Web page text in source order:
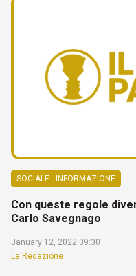
SOCIALE - INFORMAZIONE
Con queste regole
Carlo Savegnago
January 12, 2022 09:30
La Redazione